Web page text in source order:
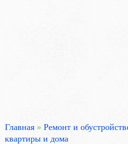
Главная » Ремонт и
квартиры и дома